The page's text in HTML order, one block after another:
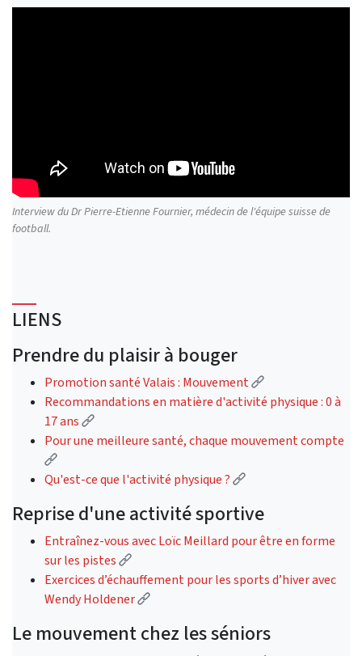
Interview du Dr Pierre-Etienne Fournier, médecin de l'équipe suisse de
football.
LIENS
Prendre du plaisir à bouger
Promotion santé Valais : Mouvement
(Lien externe)
Recommandations en matière d'activité physique : 0 à
17 ans
(Lien externe)
Pour une meilleure santé, chaque mouvement compte
(Lien externe)
Qu'est-ce que l'activité physique ?
(Lien externe)
Reprise d'une activité sportive
Entraînez-vous avec Loïc Meillard pour être en forme
sur les pistes
(Lien externe)
Exercices d’échauffement pour les sports d’hiver avec
Wendy Holdener
(Lien externe)
Le mouvement chez les séniors